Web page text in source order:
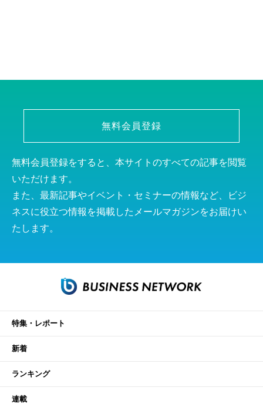
無料会員登録
無料会員登録をすると、本サイトのすべての記事を閲覧
いただけます。
また、最新記事やイベント・セミナーの情報など、ビジ
ネスに役立つ情報を掲載したメールマガジンをお届けい
たします。
特集・レポート
新着
ランキング
連載